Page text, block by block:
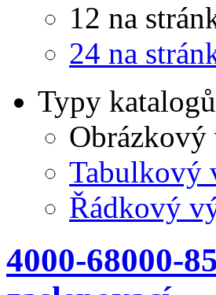
12 na
24 na
Typy katalogů
Obrázkový
Tabulkový
Řádkový
4000-68000-